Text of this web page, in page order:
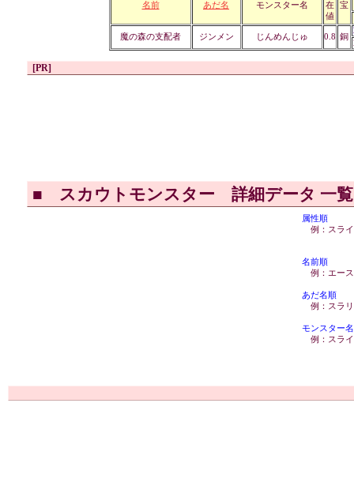
名前 あだ名 モンスター名
在
値
宝
魔の森の支配者 ジンメン じんめんじゅ 0.8 銅
[PR]
■ スカウトモンスター 詳細データ 一
属性順
例：スラ
名前順
例：エース
あだ名順
例：スラ
モンスター
例：スラ